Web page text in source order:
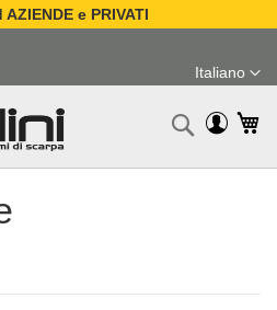
AZIENDE e PRIVATI
contenuto
Lingua
Italiano